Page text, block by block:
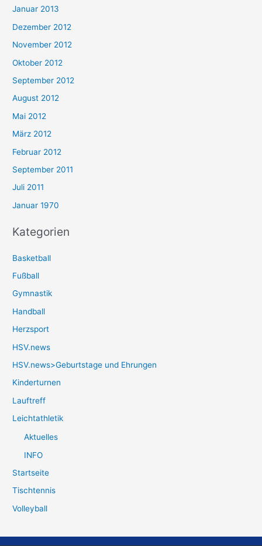
Januar 2013
Dezember 2012
November 2012
Oktober 2012
September 2012
August 2012
Mai 2012
März 2012
Februar 2012
September 2011
Juli 2011
Januar 1970
Kategorien
Basketball
Fußball
Gymnastik
Handball
Herzsport
HSV.news
HSV.news>Geburtstage und Ehrungen
Kinderturnen
Lauftreff
Leichtathletik
Aktuelles
INFO
Startseite
Tischtennis
Volleyball